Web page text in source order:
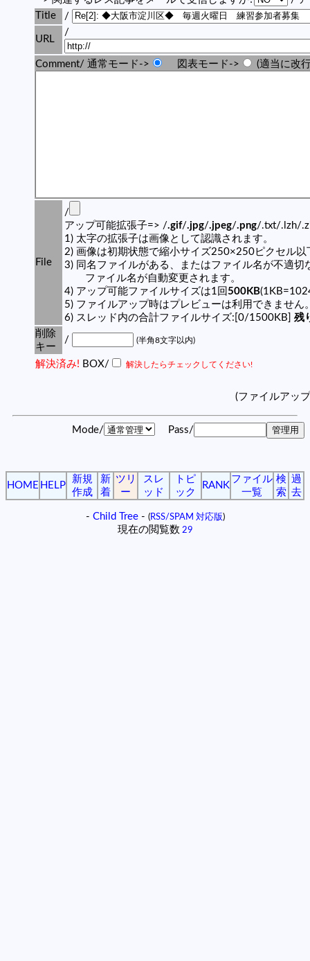
Title
/
URL
/
Comment/ 通常モード-> 図表モード-> (適当に改
File
/
アップ可能拡張子=> /.gif/.jpg/.jpeg/.png/.txt/.lzh/
1) 太字の拡張子は画像として認識されます。
2) 画像は初期状態で縮小サイズ250×250ピクセル以
3) 同名ファイルがある、またはファイル名が不適切
ファイル名が自動変更されます。
4) アップ可能ファイルサイズは1回 500KB
5) ファイルアップ時はプレビューは利用できません
6) スレッド内の合計ファイルサイズ:[0/1500KB] 残
削除
キー
/ (半角8文字以内)
解決済み! BOX/ 解決したらチェックしてください!
(ファイルアッ
Mode/ Pass/
HOME HELP
新規
作成
新
着
ツリ
ー
スレ
ッド
トピ
ック
RANK
ファイル
一覧
検
索
過
去
- Child Tree- (RSS/SPAM 対応版)
現在の閲覧数 29